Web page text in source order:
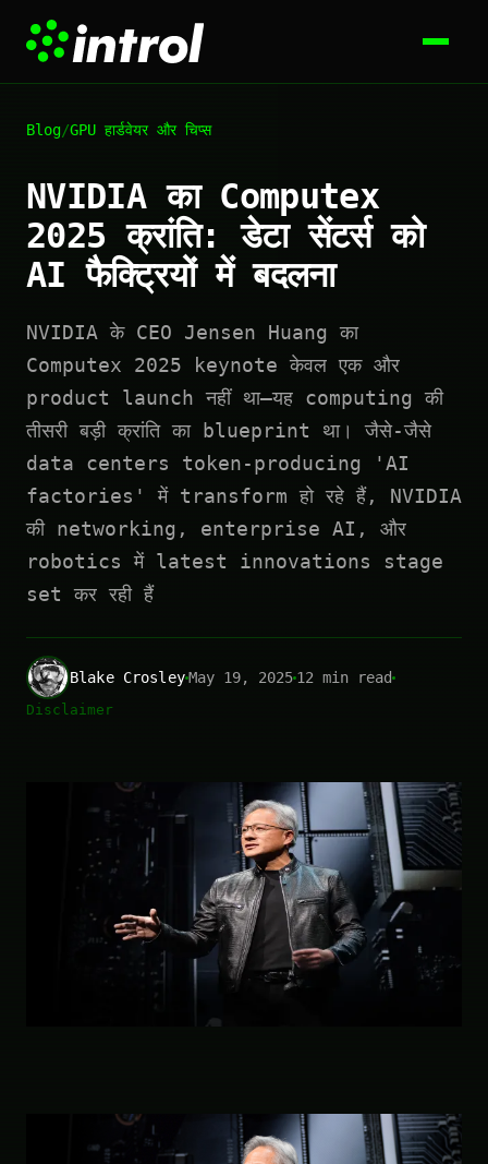
Blog/GPU हार्डवेयर और चिप्स
NVIDIA का Computex
2025 क्रांति: डेटा सेंटर्स को
AI फैक्ट्रियों में बदलना
NVIDIA के CEO Jensen Huang का
Computex 2025 keynote केवल एक और
product launch नहीं था—यह computing की
तीसरी बड़ी क्रांति का blueprint था। जैसे-जैसे
data centers token-producing 'AI
factories' में transform हो रहे हैं, NVIDIA
की networking, enterprise AI, और
robotics में latest innovations stage
set कर रही हैं
Blake CrosleyMay 19, 202512 min read
Disclaimer